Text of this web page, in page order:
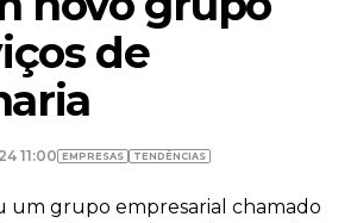
de
11:00 EMPRESAS TENDÊNCIAS
um grupo empresarial chamado